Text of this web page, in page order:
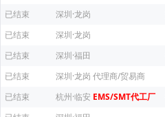
已结束
深圳·龙岗
已结束
深圳·龙岗
已结束
深圳·福田
已结束
深圳·龙岗 代理商/贸易商
已结束
杭州·临安 EMS/SMT代工厂